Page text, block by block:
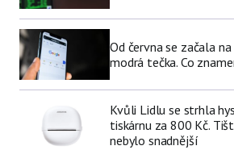
Od června se začala
modrá tečka. Co
Kvůli Lidlu se strhla
tiskárnu za 800 Kč.
nebylo snadnější